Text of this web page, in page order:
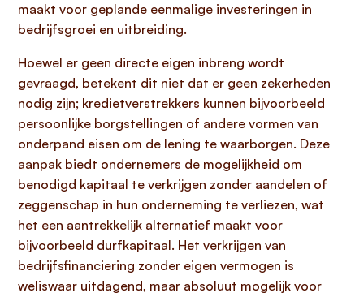
maakt voor geplande eenmalige investeringen in
bedrijfsgroei en uitbreiding.
Hoewel er geen directe eigen inbreng wordt
gevraagd, betekent dit niet dat er geen zekerheden
nodig zijn; kredietverstrekkers kunnen bijvoorbeeld
persoonlijke borgstellingen of andere vormen van
onderpand eisen om de lening te waarborgen. Deze
aanpak biedt ondernemers de mogelijkheid om
benodigd kapitaal te verkrijgen zonder aandelen of
zeggenschap in hun onderneming te verliezen, wat
het een aantrekkelijk alternatief maakt voor
bijvoorbeeld durfkapitaal. Het verkrijgen van
bedrijfsfinanciering zonder eigen vermogen is
weliswaar uitdagend, maar absoluut mogelijk voor